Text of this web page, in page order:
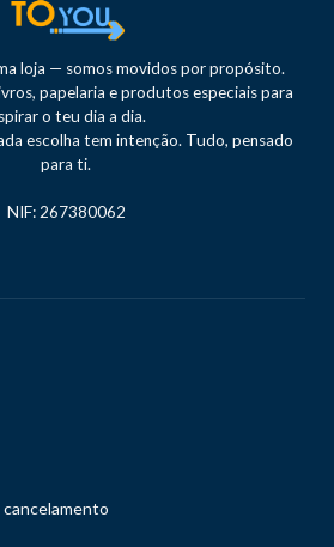
loja — somos movidos por propósito.
papelaria e produtos especiais para
o teu dia a dia.
escolha tem intenção. Tudo, pensado
para ti.
NIF: 267380062